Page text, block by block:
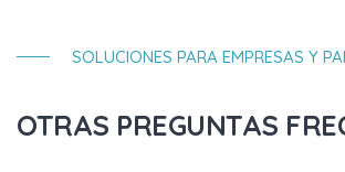
SOLUCIONES PARA EMPRESAS Y
OTRAS PREGUNTAS